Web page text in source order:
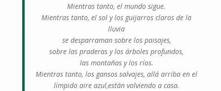
Mientras tanto, el mundo sigue.
Mientras tanto, el sol y los guijarros claros de la
lluvia
se desparraman sobre los paisajes,
sobre las praderas y los árboles profundos,
las montañas y los ríos.
Mientras tanto, los gansos salvajes, allá arriba en el
límpido aire azul,están volviendo a casa.